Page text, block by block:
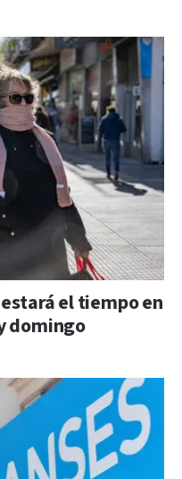
el tiempo en
domingo